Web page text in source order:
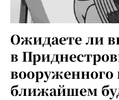
Ожидаете ли
в
вооруженного
ближайшем